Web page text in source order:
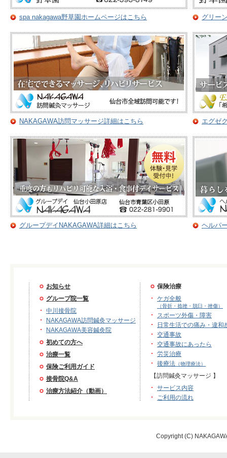
spa nakagawa野草園ホームページはこちら グリー
NAKAGAWA訪問マッサージ詳細はこちら エグゼ
グループデイNAKAGAWA詳細はこちら ヘルパ
お知らせ
グループ院一覧
中川接骨院
NAKAGAWA訪問鍼灸マッサージ
NAKAGAWA美容鍼灸院
初めての方へ
治療一覧
保険ご利用ガイド
接骨院Q&A
治療方法紹介（動画）
保険治療
ケガ全般
（骨折・捻挫・脱臼・挫傷）
スポーツ外傷・障害
日常生活での痛み・違和
交通事故
交通事故にあったら
労災治療
後療法 （物理療法）
【訪問鍼灸マッサージ 】
サービス内容
ご利用の流れ
Copyright (C)